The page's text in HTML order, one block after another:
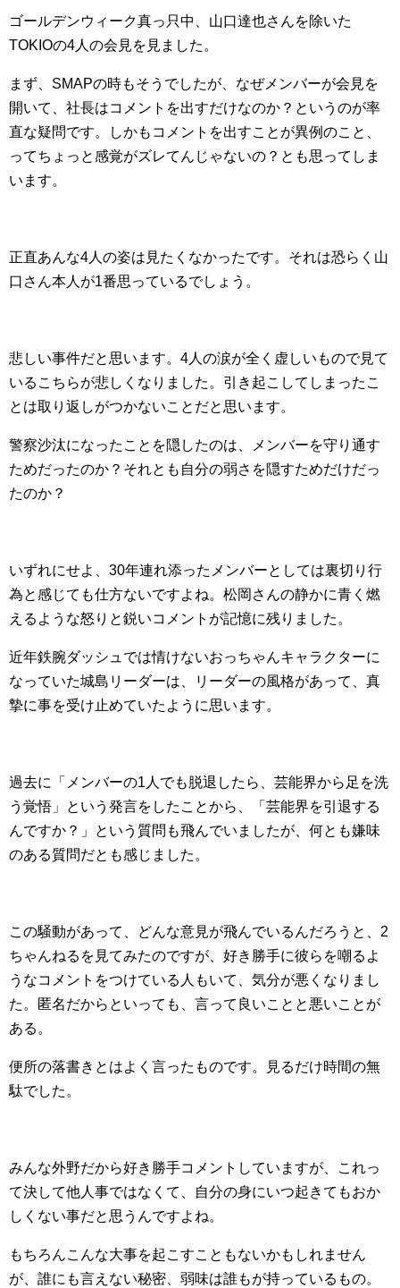
ゴールデンウィーク真っ只中、山口達也さんを除いた
TOKIOの4人の会見を見ました。
まず、SMAPの時もそうでしたが、なぜメンバーが会見を
開いて、社長はコメントを出すだけなのか？というのが率
直な疑問です。しかもコメントを出すことが異例のこと、
ってちょっと感覚がズレてんじゃないの？とも思ってしま
います。
正直あんな4人の姿は見たくなかったです。それは恐らく山
口さん本人が1番思っているでしょう。
悲しい事件だと思います。4人の涙が全く虚しいもので見て
いるこちらが悲しくなりました。引き起こしてしまったこ
とは取り返しがつかないことだと思います。
警察沙汰になったことを隠したのは、メンバーを守り通す
ためだったのか？それとも自分の弱さを隠すためだけだっ
たのか？
いずれにせよ、30年連れ添ったメンバーとしては裏切り行
為と感じても仕方ないですよね。松岡さんの静かに青く燃
えるような怒りと鋭いコメントが記憶に残りました。
近年鉄腕ダッシュでは情けないおっちゃんキャラクターに
なっていた城島リーダーは、リーダーの風格があって、真
摯に事を受け止めていたように思います。
過去に「メンバーの1人でも脱退したら、芸能界から足を洗
う覚悟」という発言をしたことから、「芸能界を引退する
んですか？」という質問も飛んでいましたが、何とも嫌味
のある質問だとも感じました。
この騒動があって、どんな意見が飛んでいるんだろうと、2
ちゃんねるを見てみたのですが、好き勝手に彼らを嘲るよ
うなコメントをつけている人もいて、気分が悪くなりまし
た。匿名だからといっても、言って良いことと悪いことが
ある。
便所の落書きとはよく言ったものです。見るだけ時間の無
駄でした。
みんな外野だから好き勝手コメントしていますが、これっ
て決して他人事ではなくて、自分の身にいつ起きてもおか
しくない事だと思うんですよね。
もちろんこんな大事を起こすこともないかもしれません
が、誰にも言えない秘密、弱味は誰もが持っているもの。